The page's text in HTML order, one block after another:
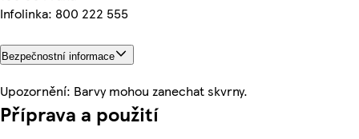
Infolinka: 800 222 555
Bezpečnostní informace
Upozornění: Barvy mohou zanechat skvrny.
Příprava a použití